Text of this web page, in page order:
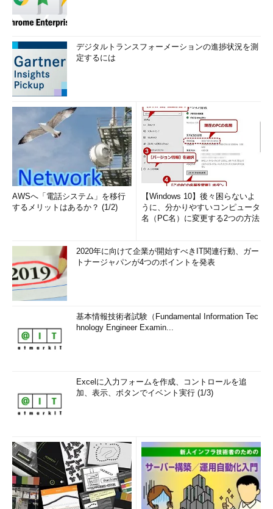
デジタルトランスフォーメーションの進捗状況を測
定するには
AWSへ「電話システム」を移行
するメリットはあるか？ (1/2)
【Windows 10】後々困らないよ
うに、分かりやすいコンピュータ
名（PC名）に変更する2つの方法
2020年に向けて企業が開始すべきIT関連行動、ガー
トナージャパンが4つのポイントを発表
基本情報技術者試験（Fundamental Information Tec
hnology Engineer Examin...
Excelに入力フォームを作成、コントロールを追
加、表示、ボタンでイベント実行 (1/3)